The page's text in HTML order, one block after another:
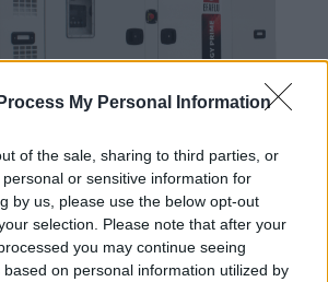
My Personal Information
of the sale, sharing to third parties, or
or sensitive information for
by us, please use the below opt-out
selection. Please note that after your
you may continue seeing
on personal information utilized by